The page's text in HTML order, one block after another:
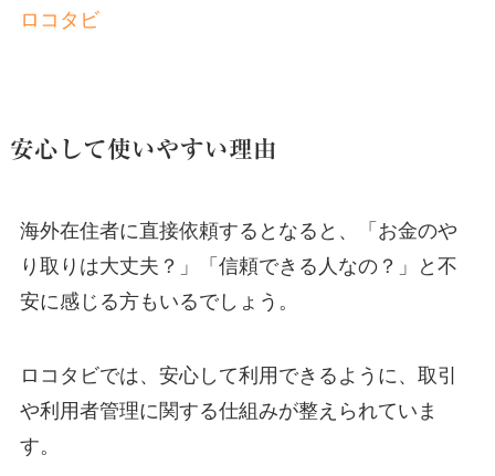
ロコタビ
安心して使いやすい理由
海外在住者に直接依頼するとなると、「お金のや
り取りは大丈夫？」「信頼できる人なの？」と不
安に感じる方もいるでしょう。
ロコタビでは、安心して利用できるように、取引
や利用者管理に関する仕組みが整えられていま
す。